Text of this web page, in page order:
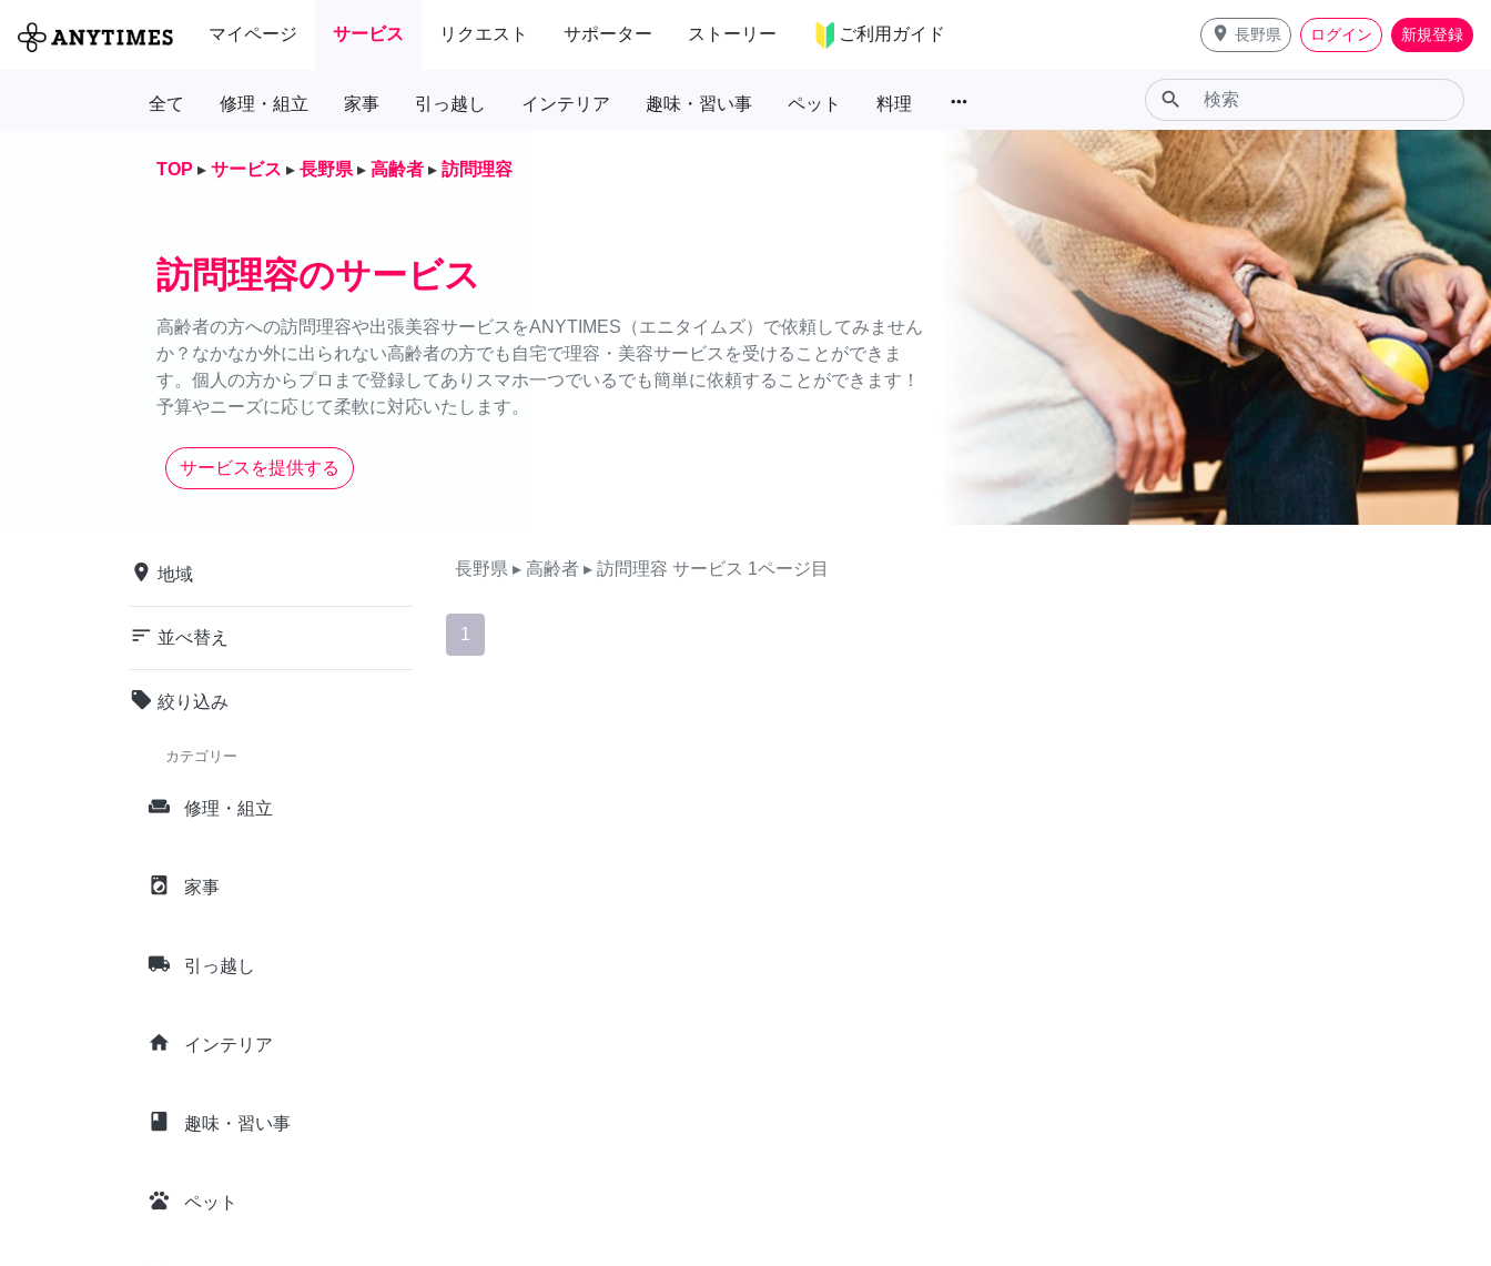
マイページ サービス リクエスト サポーター ストーリー ご利用ガイド place 長野県 ログイン 新規登録
全て 修理・組立 家事 引っ越し インテリア 趣味・習い事 ペット 料理 more_horiz search
TOP ▸ サービス ▸ 長野県 ▸ 高齢者 ▸ 訪問理容
訪問理容のサービス
高齢者の方への訪問理容や出張美容サービスをANYTIMES（エニタイムズ）で依頼してみません
か？なかなか外に出られない高齢者の方でも自宅で理容・美容サービスを受けることができま
す。個人の方からプロまで登録してありスマホ一つでいるでも簡単に依頼することができます！
予算やニーズに応じて柔軟に対応いたします。
サービスを提供する
place 地域
sort 並べ替え
local_offer 絞り込み
カテゴリー
weekend 修理・組立
local_laundry_service 家事
local_shipping 引っ越し
home インテリア
class 趣味・習い事
pets ペット
長野県 ▸ 高齢者 ▸ 訪問理容 サービス 1ページ目
1